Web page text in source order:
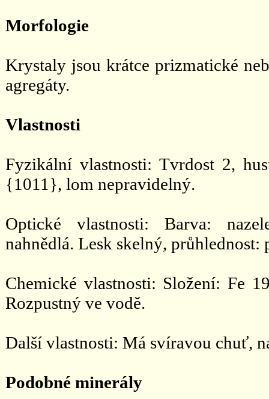
Morfologie
Krystaly jsou krátce prizmatické
agregáty.
Vlastnosti
Fyzikální vlastnosti: Tvrdost 2,
{1011}, lom nepravidelný.
Optické vlastnosti: Barva:
nahnědlá. Lesk skelný,
Chemické vlastnosti: Složení: Fe
Rozpustný ve vodě.
Další vlastnosti: Má svíravou chuť,
Podobné minerály